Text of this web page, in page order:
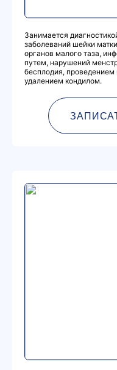
Занимается
заболеваний шейки
органов малого таза,
путем, нарушений
бесплодия, проведением
удалением кондилом.